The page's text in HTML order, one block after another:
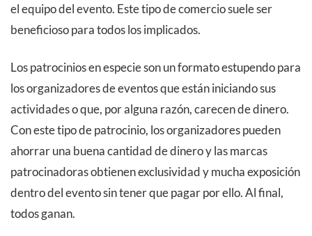
el equipo del evento. Este tipo de comercio suele ser
beneficioso para todos los implicados.
Los patrocinios en especie son un formato estupendo para
los organizadores de eventos que están iniciando sus
actividades o que, por alguna razón, carecen de dinero.
Con este tipo de patrocinio, los organizadores pueden
ahorrar una buena cantidad de dinero y las marcas
patrocinadoras obtienen exclusividad y mucha exposición
dentro del evento sin tener que pagar por ello. Al final,
todos ganan.